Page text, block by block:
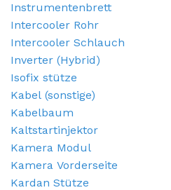
Instrumentenbrett
Intercooler Rohr
Intercooler Schlauch
Inverter (Hybrid)
Isofix stütze
Kabel (sonstige)
Kabelbaum
Kaltstartinjektor
Kamera Modul
Kamera Vorderseite
Kardan Stütze